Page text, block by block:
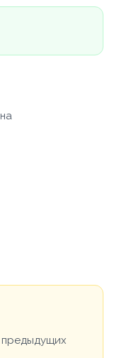
предыдущих